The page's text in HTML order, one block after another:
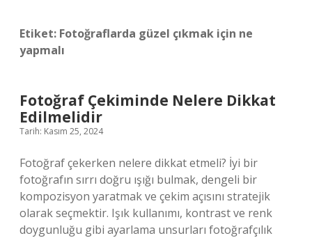
Etiket: Fotoğraflarda güzel çıkmak için ne
yapmalı
Fotoğraf Çekiminde Nelere Dikkat
Edilmelidir
Tarih: Kasım 25, 2024
Fotoğraf çekerken nelere dikkat etmeli? İyi bir
fotoğrafın sırrı doğru ışığı bulmak, dengeli bir
kompozisyon yaratmak ve çekim açısını stratejik
olarak seçmektir. Işık kullanımı, kontrast ve renk
doygunluğu gibi ayarlama unsurları fotoğrafçılık